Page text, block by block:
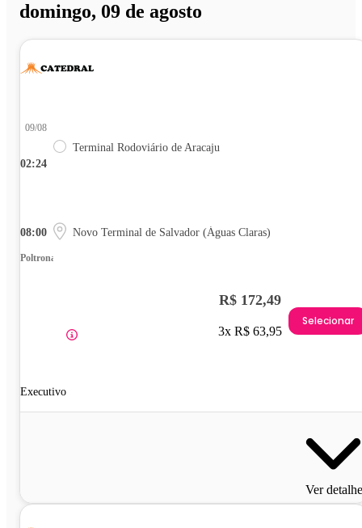
domingo, 09 de agosto
02:24
09/08
Terminal Rodoviário de Aracaju
08:00 Novo Terminal de Salvador (Águas Claras)
Poltrona
Executivo
R$ 172,49
3x R$ 63,95
Selecionar
Ver